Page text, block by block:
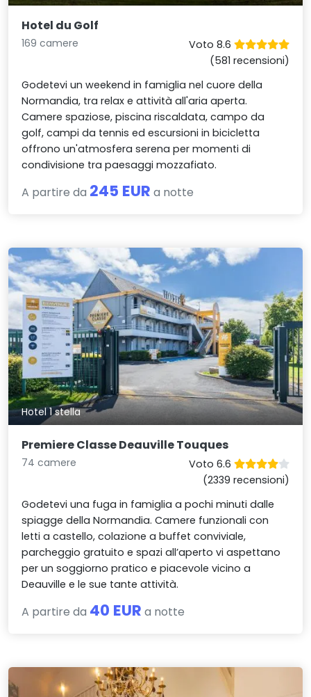
Hotel du Golf
169 camere
Voto 8.6
(581 recensioni)
Godetevi un weekend in famiglia nel cuore della
Normandia, tra relax e attività all'aria aperta.
Camere spaziose, piscina riscaldata, campo da
golf, campi da tennis ed escursioni in bicicletta
offrono un'atmosfera serena per momenti di
condivisione tra paesaggi mozzafiato.
A partire da 245 EUR a notte
Hotel 1 stella
Premiere Classe Deauville Touques
74 camere
Voto 6.6
(2339 recensioni)
Godetevi una fuga in famiglia a pochi minuti dalle
spiagge della Normandia. Camere funzionali con
letti a castello, colazione a buffet conviviale,
parcheggio gratuito e spazi all’aperto vi aspettano
per un soggiorno pratico e piacevole vicino a
Deauville e le sue tante attività.
A partire da 40 EUR a notte